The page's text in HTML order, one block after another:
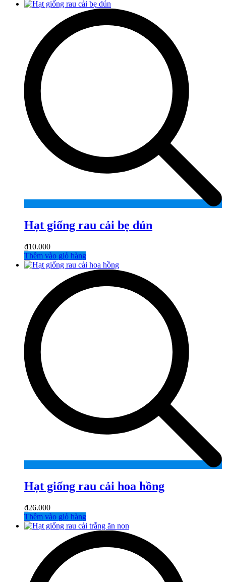
Hạt giống rau cải bẹ dún
₫10.000
Thêm vào giỏ hàng
Hạt giống rau cải hoa hồng
₫26.000
Thêm vào giỏ hàng